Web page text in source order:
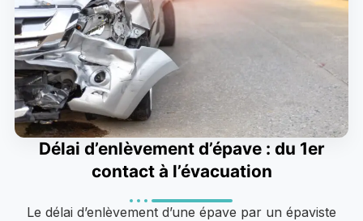
Délai d’enlèvement d’épave : du 1er
contact à l’évacuation
Le délai d’enlèvement d’une épave par un épaviste